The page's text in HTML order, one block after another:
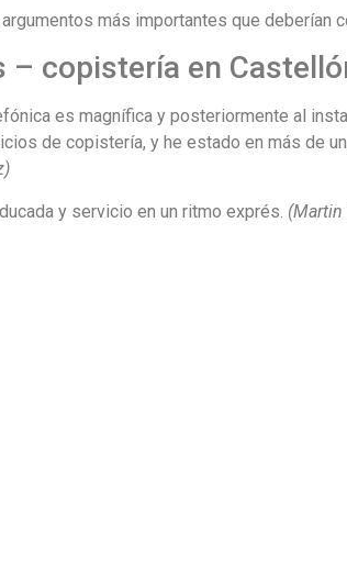
más importantes que deberían
– copistería en
es magnífica y posteriormente al
de copistería, y he estado en más de
y servicio en un ritmo exprés. (Martin